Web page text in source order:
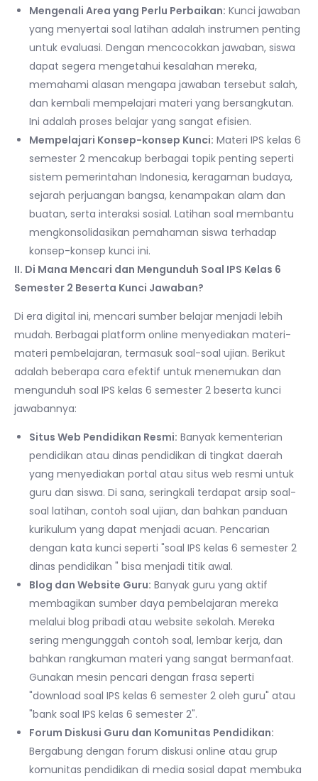
Mengenali Area yang Perlu Perbaikan: Kunci jawaban
yang menyertai soal latihan adalah instrumen penting
untuk evaluasi. Dengan mencocokkan jawaban, siswa
dapat segera mengetahui kesalahan mereka,
memahami alasan mengapa jawaban tersebut salah,
dan kembali mempelajari materi yang bersangkutan.
Ini adalah proses belajar yang sangat efisien.
Mempelajari Konsep-konsep Kunci: Materi IPS kelas 6
semester 2 mencakup berbagai topik penting seperti
sistem pemerintahan Indonesia, keragaman budaya,
sejarah perjuangan bangsa, kenampakan alam dan
buatan, serta interaksi sosial. Latihan soal membantu
mengkonsolidasikan pemahaman siswa terhadap
konsep-konsep kunci ini.
II. Di Mana Mencari dan Mengunduh Soal IPS Kelas 6
Semester 2 Beserta Kunci Jawaban?
Di era digital ini, mencari sumber belajar menjadi lebih
mudah. Berbagai platform online menyediakan materi-
materi pembelajaran, termasuk soal-soal ujian. Berikut
adalah beberapa cara efektif untuk menemukan dan
mengunduh soal IPS kelas 6 semester 2 beserta kunci
jawabannya:
Situs Web Pendidikan Resmi: Banyak kementerian
pendidikan atau dinas pendidikan di tingkat daerah
yang menyediakan portal atau situs web resmi untuk
guru dan siswa. Di sana, seringkali terdapat arsip soal-
soal latihan, contoh soal ujian, dan bahkan panduan
kurikulum yang dapat menjadi acuan. Pencarian
dengan kata kunci seperti "soal IPS kelas 6 semester 2
dinas pendidikan " bisa menjadi titik awal.
Blog dan Website Guru: Banyak guru yang aktif
membagikan sumber daya pembelajaran mereka
melalui blog pribadi atau website sekolah. Mereka
sering mengunggah contoh soal, lembar kerja, dan
bahkan rangkuman materi yang sangat bermanfaat.
Gunakan mesin pencari dengan frasa seperti
"download soal IPS kelas 6 semester 2 oleh guru" atau
"bank soal IPS kelas 6 semester 2".
Forum Diskusi Guru dan Komunitas Pendidikan:
Bergabung dengan forum diskusi online atau grup
komunitas pendidikan di media sosial dapat membuka